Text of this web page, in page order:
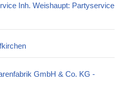
Inh. Weishaupt: Partyservice
GmbH & Co. KG -